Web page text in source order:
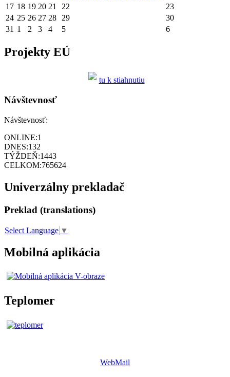
17 18 19 20 21 22
23
24 25 26 27 28 29
30
31 1 2 3 4 5 6
Projekty EÚ
tu k stiahnutiu
Návštevnosť
Návštevnosť:
ONLINE:1
DNES:132
TÝŽDEŇ:1443
CELKOM:765624
Univerzálny prekladač
Preklad (translations)
Select Language ▼
Mobilná aplikácia
Teplomer
WebMail